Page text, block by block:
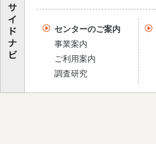
センターのご案内
事業案内
ご利用案内
調査研究